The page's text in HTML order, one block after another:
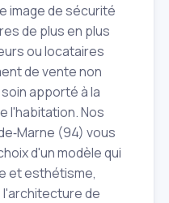
image de sécurité
de plus en plus
ou locataires
de vente non
apporté à la
l'habitation. Nos
(94) vous
d'un modèle qui
et esthétisme,
de